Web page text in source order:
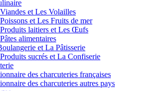
et Les Volailles
et Les Fruits de mer
laitiers et Les Œufs
alimentaires
et La Pâtisserie
sucrés et La Confiserie
des charcuteries françaises
des charcuteries autres pays